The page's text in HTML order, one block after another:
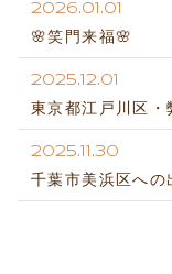
2026.01.01
🌸笑門来福🌸
2025.12.01
東京都江戸川区
2025.11.30
千葉市美浜区への